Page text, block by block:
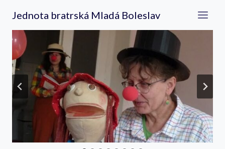
obsah
Jednota bratrská Mladá Boleslav